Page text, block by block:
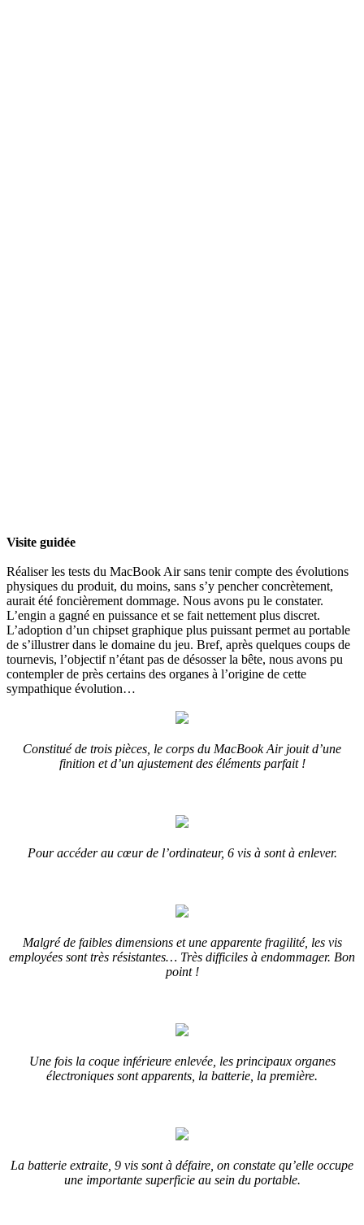
Visite guidée
Réaliser les tests du MacBook Air sans tenir compte des évolutions
physiques du produit, du moins, sans s’y pencher concrètement,
aurait été foncièrement dommage. Nous avons pu le constater.
L’engin a gagné en puissance et se fait nettement plus discret.
L’adoption d’un chipset graphique plus puissant permet au portable
de s’illustrer dans le domaine du jeu. Bref, après quelques coups de
tournevis, l’objectif n’étant pas de désosser la bête, nous avons pu
contempler de près certains des organes à l’origine de cette
sympathique évolution…
Constitué de trois pièces, le corps du MacBook Air jouit d’une
finition et d’un ajustement des éléments parfait !
Pour accéder au cœur de l’ordinateur, 6 vis à sont à enlever.
Malgré de faibles dimensions et une apparente fragilité, les vis
employées sont très résistantes… Très difficiles à endommager. Bon
point !
Une fois la coque inférieure enlevée, les principaux organes
électroniques sont apparents, la batterie, la première.
La batterie extraite, 9 vis sont à défaire, on constate qu’elle occupe
une importante superficie au sein du portable.